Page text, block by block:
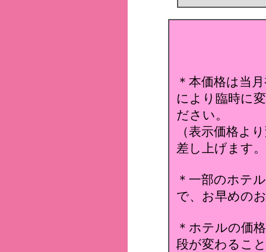
＊本価格は当
により臨時に
ださい。
（表示価格よ
差し上げます
＊一部のホテ
で、お早めの
＊ホテルの価
段が変わるこ